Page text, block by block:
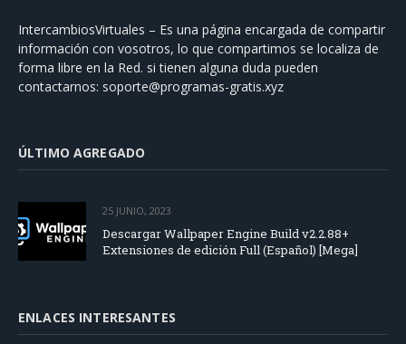
IntercambiosVirtuales – Es una página encargada de compartir
información con vosotros, lo que compartimos se localiza de
forma libre en la Red. si tienen alguna duda pueden
contactarnos: soporte@programas-gratis.xyz
ÚLTIMO AGREGADO
25 JUNIO, 2023
Descargar Wallpaper Engine Build v2.2.88+
Extensiones de edición Full (Español) [Mega]
ENLACES INTERESANTES